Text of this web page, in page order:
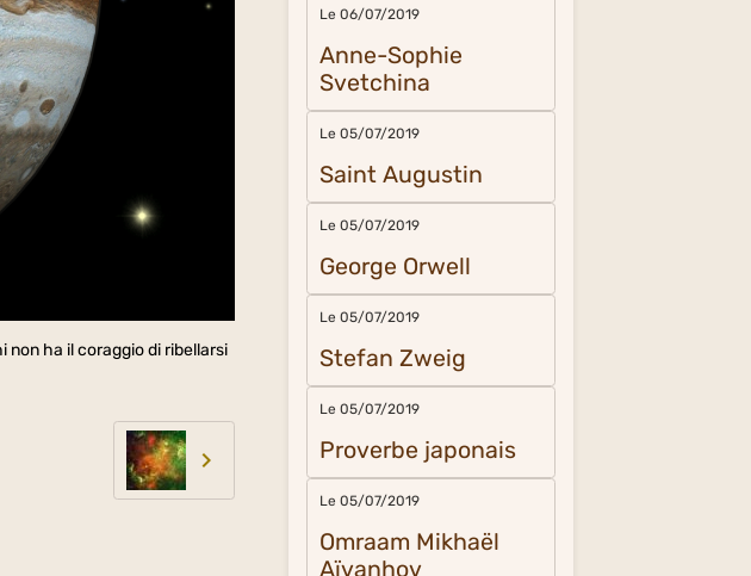
non ha il coraggio di ribellarsi
Le 06/07/2019
Anne-Sophie
Svetchina
Le 05/07/2019
Saint Augustin
Le 05/07/2019
George Orwell
Le 05/07/2019
Stefan Zweig
Le 05/07/2019
Proverbe japonais
Le 05/07/2019
Omraam Mikhaël
Aïvanhov